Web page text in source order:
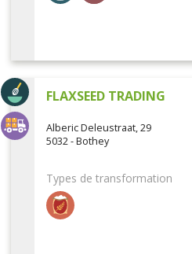
FLAXSEED TRADING
Alberic Deleustraat, 29
5032 - Bothey
Types de transformation